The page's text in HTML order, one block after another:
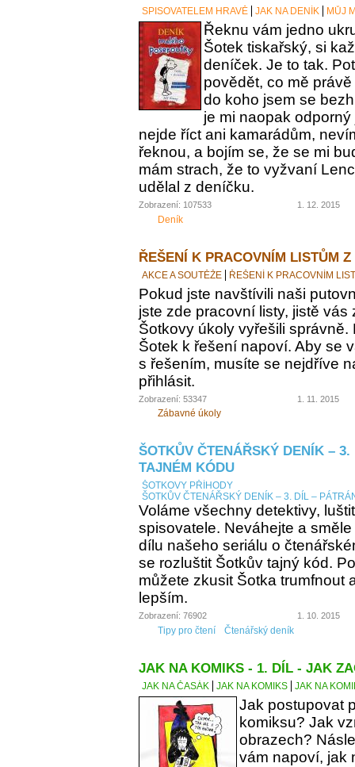
SPISOVATELEM HRAVĚ JAK NA DENÍK MŮJ
Řeknu vám jedno
Šotek tiskařský, si
deníček. Je to tak.
povědět, co mě
do koho jsem se
je mi naopak
nejde říct ani kamarádům,
řeknou, a bojím se, že se mi
mám strach, že to vyžvaní
udělal z deníčku.
Zobrazení: 107533 1. 12. 2015
Deník
ŘEŠENÍ K PRACOVNÍM LISTŮM Z
AKCE A SOUTĚŽE ŘEŠENÍ K PRACOVNÍM
Pokud jste navštívili naši
jste zde pracovní listy, jistě vás
Šotkovy úkoly vyřešili
Šotek k řešení napoví. Aby se
s řešením, musíte se nejdříve
přihlásit.
Zobrazení: 53347 1. 11. 2015
Zábavné úkoly
ŠOTKŮV ČTENÁŘSKÝ DENÍK –
TAJNÉM KÓDU
ŠOTKOVY PŘÍHODY
ŠOTKŮV ČTENÁŘSKÝ DENÍK – 3. DÍL –
Voláme všechny detektivy,
spisovatele. Neváhejte a
dílu našeho seriálu o
se rozluštit Šotkův tajný kód.
můžete zkusit Šotka trumfnout
lepším.
Zobrazení: 76902 1. 10. 2015
Tipy pro čtení Čtenářský deník
JAK NA KOMIKS - 1. DÍL - JAK
JAK NA ČASÁK JAK NA KOMIKS JAK NA
Jak postupovat
komiksu? Jak
obrazech?
vám napoví, jak